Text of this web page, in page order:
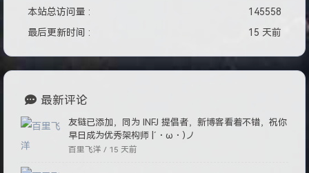
最新评论
友链已添加，同为 INFJ 提倡者，新博客看着不错，祝你
早日成为优秀架构师 |´・ω・)ノ
百里飞洋 / 15 天前
本站总访问量 :
145558
最后更新时间 :
15 天前